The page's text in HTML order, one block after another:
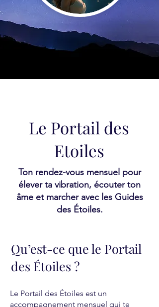
Le Portail des
Etoiles
Ton rendez-vous mensuel pour
élever ta vibration, écouter ton
âme et marcher avec les Guides
des Étoiles.
Qu’est-ce que le Portail
des Étoiles ?
Le Portail des Étoiles est un
accompagnement mensuel qui te